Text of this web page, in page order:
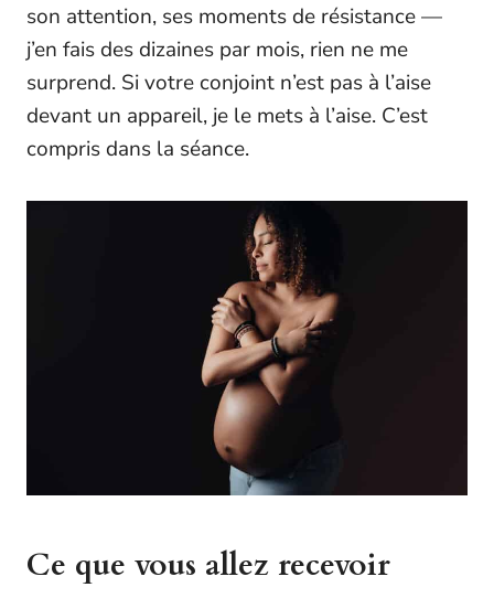
son attention, ses moments de résistance —
j’en fais des dizaines par mois, rien ne me
surprend. Si votre conjoint n’est pas à l’aise
devant un appareil, je le mets à l’aise. C’est
compris dans la séance.
Ce que vous allez recevoir